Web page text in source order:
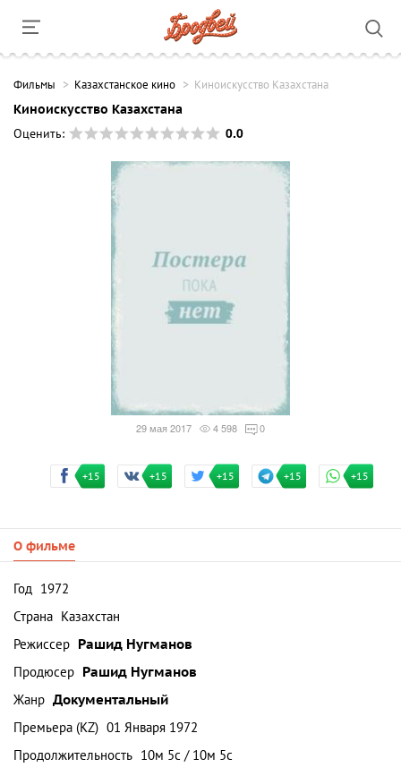
Фильмы Казахстанское кино Киноискусство Казахстана
Киноискусство Казахстана
Оценить:
0.0
29 мая 2017 4 598 0
+15 +15 +15 +15 +15
О фильме
Год 1972
Страна
Казахстан
Режиссер Рашид Нугманов
Продюсер Рашид Нугманов
Жанр Документальный
Премьера (KZ) 01 Января 1972
Продолжительность 10м 5с / 10м 5с